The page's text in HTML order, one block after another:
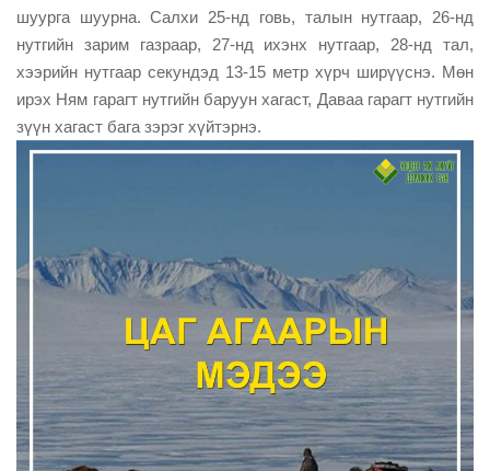
шуурга шуурна.Салхи 25-нд говь, талын нутгаар, 26-нд
нутгийн зарим газраар, 27-нд ихэнх нутгаар, 28-нд тал,
хээрийн нутгаар секундэд 13-15 метр хүрч ширүүснэ. Мөн
ирэх Ням гарагт нутгийн баруун хагаст, Даваа гарагт нутгийн
зүүн хагаст бага зэрэг хүйтэрнэ.